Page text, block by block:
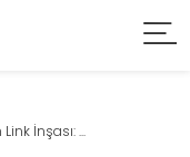
İnşası: ...